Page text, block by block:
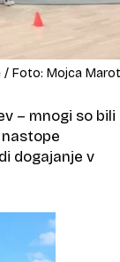
/ Foto: Mojca Marot
– mnogi so bili
dogajanje v